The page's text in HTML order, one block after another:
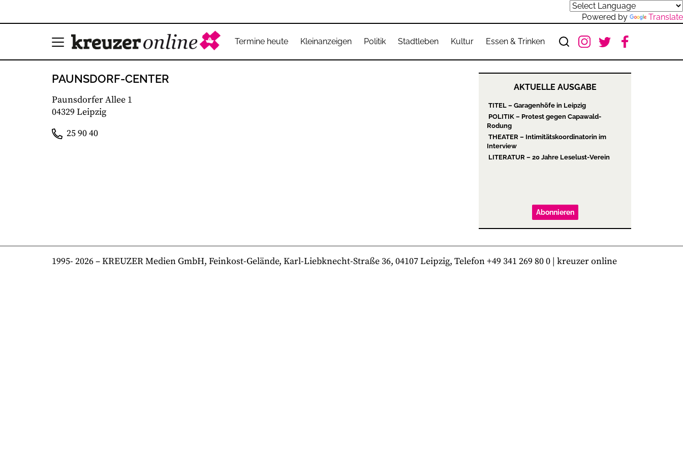
Powered by Translate
Termine heute Kleinanzeigen Politik Stadtleben Kultur Essen & Trinken
PAUNSDORF-CENTER
Paunsdorfer Allee 1
04329 Leipzig
25 90 40
AKTUELLE AUSGABE
TITEL – Garagenhöfe in Leipzig
POLITIK – Protest gegen Capawald-
Rodung
THEATER – Intimitätskoordinatorin im
Interview
LITERATUR – 20 Jahre Leselust-Verein
Abonnieren
1995- 2026– KREUZER Medien GmbH, Feinkost-Gelände, Karl-Liebknecht-Straße 36, 04107 Leipzig, Telefon +49 341 269 80 0 | kreuzer online